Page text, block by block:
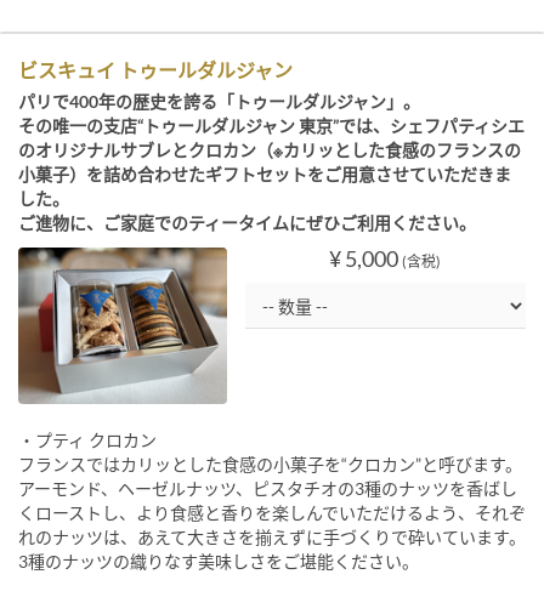
ビスキュイ トゥールダルジャン
パリで400年の歴史を誇る「トゥールダルジャン」。
その唯一の支店“トゥールダルジャン 東京”では、シェフパティシエ
のオリジナルサブレとクロカン（※カリッとした食感のフランスの
小菓子）を詰め合わせたギフトセットをご用意させていただきま
した。
ご進物に、ご家庭でのティータイムにぜひご利用ください。
¥ 5,000 (含税)
・プティ クロカン
フランスではカリッとした食感の小菓子を“クロカン”と呼びます。
アーモンド、ヘーゼルナッツ、ピスタチオの3種のナッツを香ばし
くローストし、より食感と香りを楽しんでいただけるよう、それぞ
れのナッツは、あえて大きさを揃えずに手づくりで砕いています。
3種のナッツの織りなす美味しさをご堪能ください。